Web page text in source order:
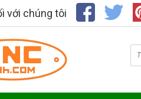
với chúng tôi